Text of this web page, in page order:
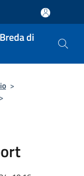
di
>
>